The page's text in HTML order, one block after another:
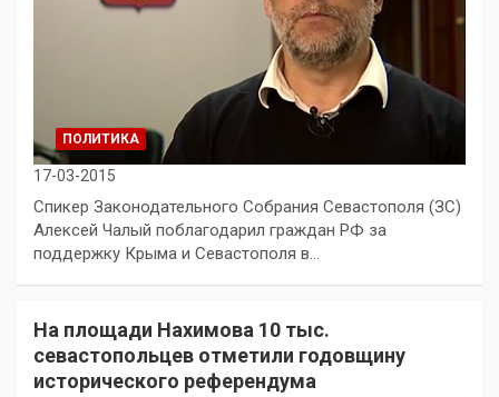
ПОЛИТИКА
17-03-2015
Спикер Законодательного Собрания Севастополя (ЗС)
Алексей Чалый поблагодарил граждан РФ за
поддержку Крыма и Севастополя в…
На площади Нахимова 10 тыс.
севастопольцев отметили годовщину
исторического референдума